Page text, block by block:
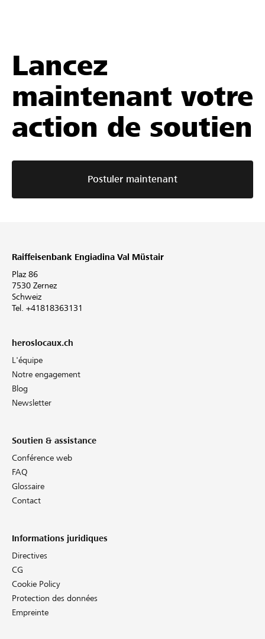
Lancez
maintenant votre
action de soutien
Postuler maintenant
Raiffeisenbank Engiadina Val Müstair
Plaz 86
7530 Zernez
Schweiz
Tel. +41818363131
heroslocaux.ch
L'équipe
Notre engagement
Blog
Newsletter
Soutien & assistance
Conférence web
FAQ
Glossaire
Contact
Informations juridiques
Directives
CG
Cookie Policy
Protection des données
Empreinte